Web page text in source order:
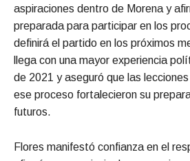
aspiraciones dentro de Morena y
preparada para participar en los
definirá el partido en los próximos
llega con una mayor experiencia
de 2021 y aseguró que las
ese proceso fortalecieron su
futuros.
Flores manifestó confianza en el